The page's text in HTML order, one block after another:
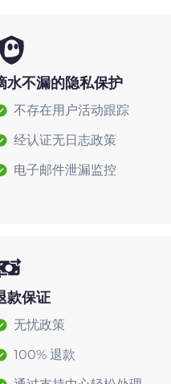
水不漏的隐私保护
不存在用户活动跟踪
经认证无日志政策
电子邮件泄漏监控
款保证
无忧政策
100% 退款